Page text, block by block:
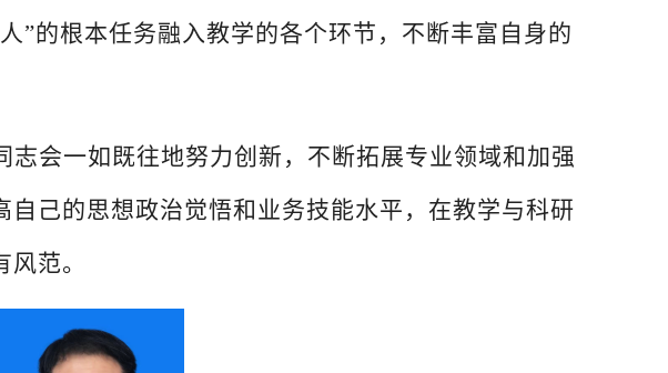
”的根本任务融入教学的各个环节，不断丰富自身的
志会一如既往地努力创新，不断拓展专业领域和加强
己的思想政治觉悟和业务技能水平，在教学与科研
范。